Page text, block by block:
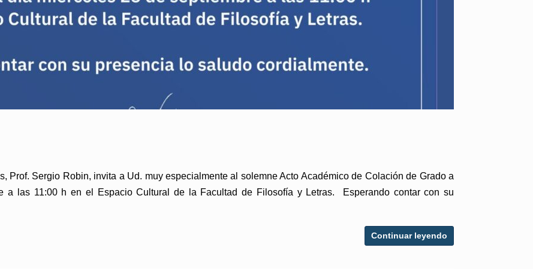
Prof. Sergio Robin, invita a Ud. muy especialmente al solemne Acto Académico de Colación de Grado a
a las 11:00 h en el Espacio Cultural de la Facultad de Filosofía y Letras. Esperando contar con su
Continuar leyendo